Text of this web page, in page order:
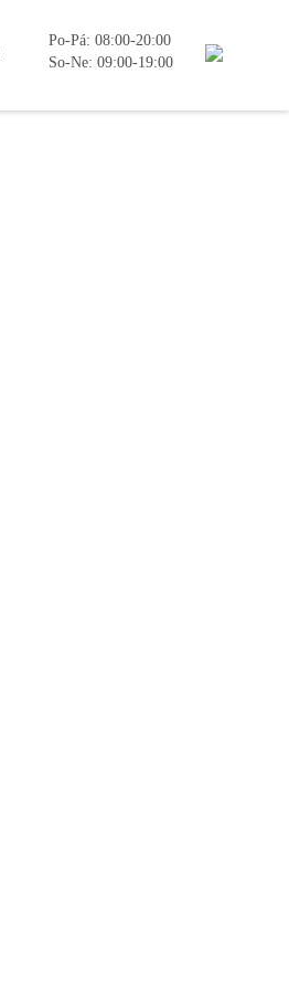
Po-Pá: 08:00-20:00
So-Ne: 09:00-19:00